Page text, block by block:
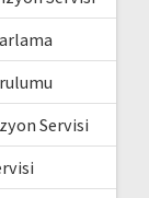
Servisi